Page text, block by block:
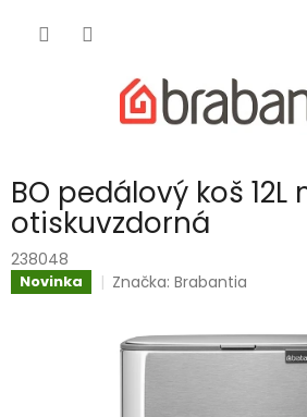
BO pedálový koš
otiskuvzdorná
238048
Novinka Značka:Brabantia